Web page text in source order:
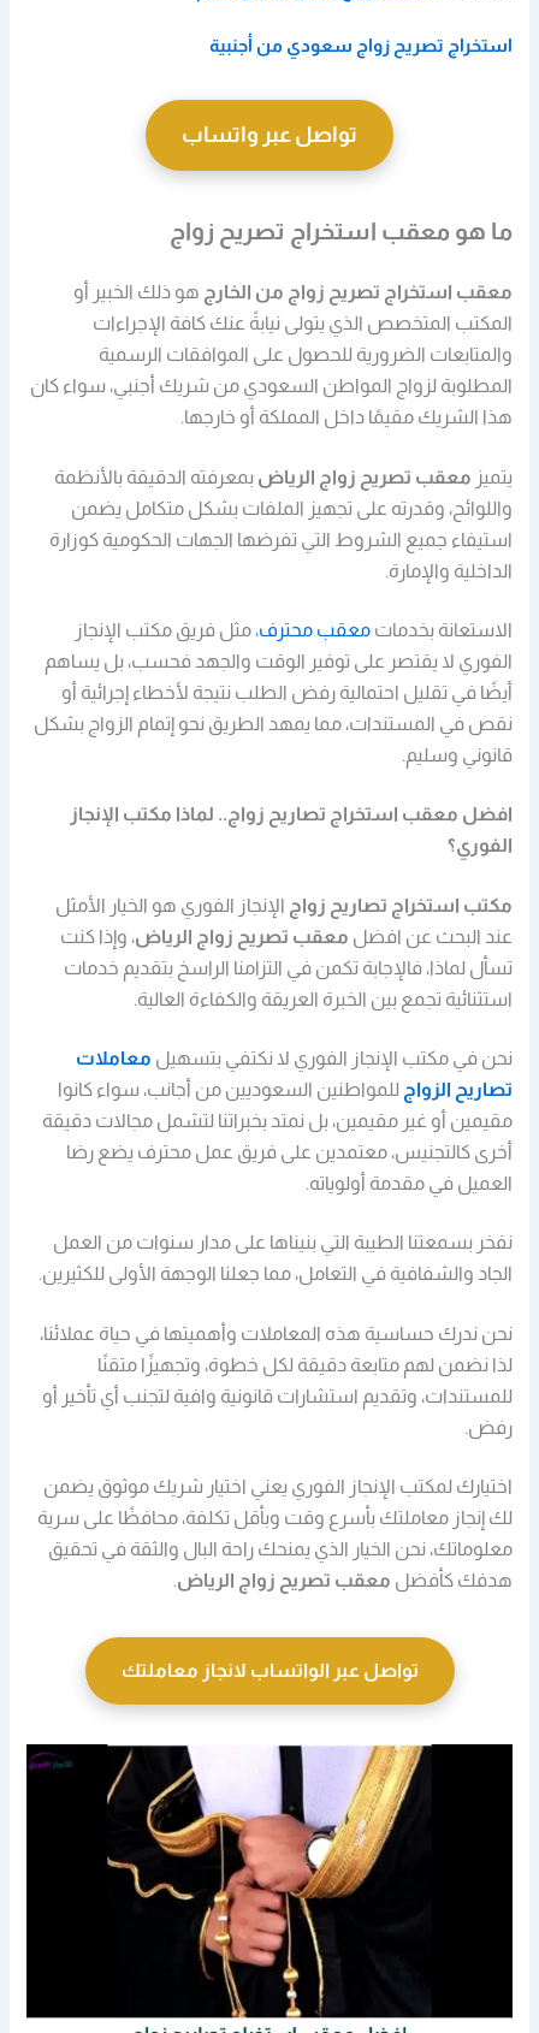
استخراج تصريح زواج سعودي من أجنبية
تواصل عبر واتساب
ما هو معقب استخراج تصريح زواج
معقب استخراج تصريح زواج من الخارج هو ذلك الخبير أو
المكتب المتخصص الذي يتولى نيابةً عنك كافة الإجراءات
والمتابعات الضرورية للحصول على الموافقات الرسمية
المطلوبة لزواج المواطن السعودي من شريك أجنبي، سواء كان
هذا الشريك مقيمًا داخل المملكة أو خارجها.
يتميز معقب تصريح زواج الرياض بمعرفته الدقيقة بالأنظمة
واللوائح، وقدرته على تجهيز الملفات بشكل متكامل يضمن
استيفاء جميع الشروط التي تفرضها الجهات الحكومية كوزارة
الداخلية والإمارة.
الاستعانة بخدماتمعقب محترف، مثل فريق مكتب الإنجاز
الفوري لا يقتصر على توفير الوقت والجهد فحسب، بل يساهم
أيضًا في تقليل احتمالية رفض الطلب نتيجة لأخطاء إجرائية أو
نقص في المستندات، مما يمهد الطريق نحو إتمام الزواج بشكل
قانوني وسليم.
افضل معقب استخراج تصاريح زواج.. لماذا مكتب الإنجاز
الفوري؟
مكتب استخراج تصاريح زواج الإنجاز الفوري هو الخيار الأمثل
عند البحث عن افضل معقب تصريح زواج الرياض، وإذا كنت
تسأل لماذا، فالإجابة تكمن في التزامنا الراسخ بتقديم خدمات
استثنائية تجمع بين الخبرة العريقة والكفاءة العالية.
نحن في مكتب الإنجاز الفوري لا نكتفي بتسهيل معاملات
تصاريح الزواج للمواطنين السعوديين من أجانب، سواء كانوا
مقيمين أو غير مقيمين، بل نمتد بخبراتنا لتشمل مجالات دقيقة
أخرى كالتجنيس، معتمدين على فريق عمل محترف يضع رضا
العميل في مقدمة أولوياته.
نفخر بسمعتنا الطيبة التي بنيناها على مدار سنوات من العمل
الجاد والشفافية في التعامل، مما جعلنا الوجهة الأولى للكثيرين.
نحن ندرك حساسية هذه المعاملات وأهميتها في حياة عملائنا،
لذا نضمن لهم متابعة دقيقة لكل خطوة، وتجهيزًا متقنًا
للمستندات، وتقديم استشارات قانونية وافية لتجنب أي تأخير أو
رفض.
اختيارك لمكتب الإنجاز الفوري يعني اختيار شريك موثوق يضمن
لك إنجاز معاملتك بأسرع وقت وبأقل تكلفة، محافظًا على سرية
معلوماتك، نحن الخيار الذي يمنحك راحة البال والثقة في تحقيق
هدفك كأفضل معقب تصريح زواج الرياض.
تواصل عبر الواتساب لانجاز معاملتك